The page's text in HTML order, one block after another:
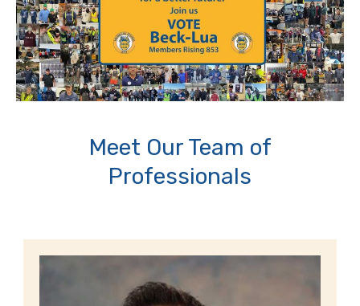
Meet Our Team of
Professionals